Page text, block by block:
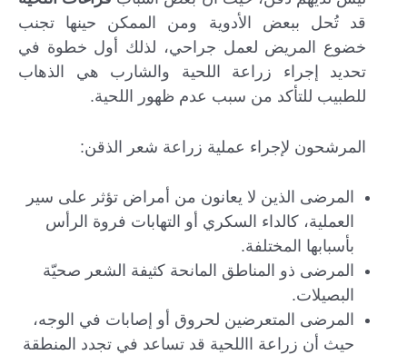
قد تُحل ببعض الأدوية ومن الممكن حينها تجنب
خضوع المريض لعمل جراحي، لذلك أول خطوة في
تحديد إجراء زراعة اللحية والشارب هي الذهاب
للطبيب للتأكد من سبب عدم ظهور اللحية.
المرشحون لإجراء عملية زراعة شعر الذقن:
المرضى الذين لا يعانون من أمراض تؤثر على سير
العملية، كالداء السكري أو التهابات فروة الرأس
بأسبابها المختلفة.
المرضى ذو المناطق المانحة كثيفة الشعر صحيّة
البصيلات.
المرضى المتعرضين لحروق أو إصابات في الوجه،
حيث أن زراعة االلحية قد تساعد في تجدد المنطقة